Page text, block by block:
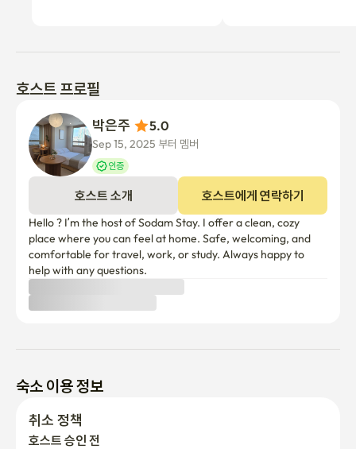
비품 및 가구 보호: 모든 물건은 제자리에 소중히 다뤄주세요. 파손
보안: 예약된 인원 외 외부인의 방문이나 숙박을 엄격히 금지합니
Rooftop Garden (옥상 정원): 상쾌한 공기와 탁 트인 전망을 즐기
며 휴식을 취할 수 있는 특별한 공간입니다.
Fitness Center (헬스장): 여행 중에도 건강을 유지할 수 있도록
완벽하게 갖춰진 시설을 무료로 이용하세요.
동묘앞역 5번 출구로 나오세요. (출발 지점)
출구에서 나오신 그대로, 앞으로 쭉 직진해서 걸어 내려가세요.
이 길을 따라 걸으면 왼쪽에 '본고향맛집'의 간판이 보입니다.
계속 직진하다 보면, 첫 번째 길에 'CEMT' 옷가게 보입니다.
호스트 프로필
5.0
Sep 15, 2025 부터 멤버
인증
호스트 소개 호스트에게 연락하기
Hello ? I’m the host of Sodam Stay. I offer a clean, cozy
place where you can feel at home. Safe, welcoming, and
comfortable for travel, work, or study. Always happy to
help with any questions.
숙소 이용 정보
취소 정책
호스트 승인 전